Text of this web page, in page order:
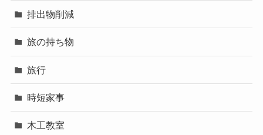
排出物削減
旅の持ち物
旅行
時短家事
木工教室